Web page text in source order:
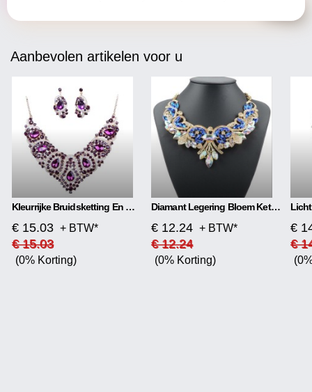
Aanbevolen artikelen voor u
Kleurrijke Bruidsketting En Oorbelset
€ 15.03 + BTW*
€ 15.03
(0% Korting)
Diamant Legering Bloem Ketting
€ 12.24 + BTW*
€ 12.24
(0% Korting)
€
€